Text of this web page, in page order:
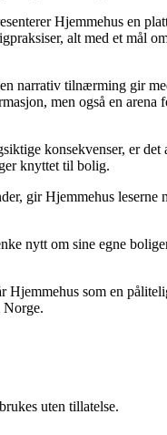
Hjemmehus en
alt med et mål
narrativ tilnærming gir
men også en arena
konsekvenser, er det
knyttet til bolig.
gir Hjemmehus leserne
nytt om sine egne
Hjemmehus som en
Norge.
uten tillatelse.